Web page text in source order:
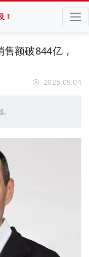
！
额破844亿，
2025.09.04